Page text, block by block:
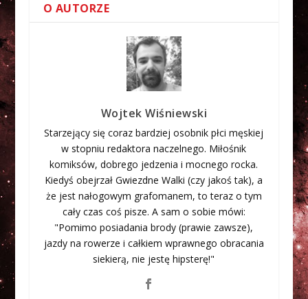
O AUTORZE
Wojtek Wiśniewski
Starzejący się coraz bardziej osobnik płci męskiej
w stopniu redaktora naczelnego. Miłośnik
komiksów, dobrego jedzenia i mocnego rocka.
Kiedyś obejrzał Gwiezdne Walki (czy jakoś tak), a
że jest nałogowym grafomanem, to teraz o tym
cały czas coś pisze. A sam o sobie mówi:
"Pomimo posiadania brody (prawie zawsze),
jazdy na rowerze i całkiem wprawnego obracania
siekierą, nie jestę hipsterę!"